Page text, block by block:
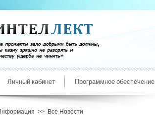
Личный кабинет Программное обеспечение
>> Все Новости